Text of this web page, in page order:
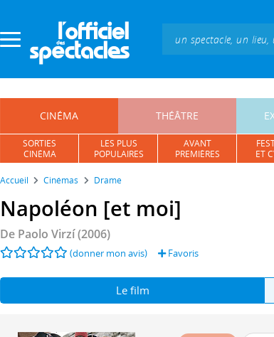
CINÉMA THÉÂTRE
SORTIES
CINÉMA
LES PLUS
POPULAIRES
AVANT
PREMIÈRES
ET
Accueil Cinémas Drame
Napoléon [et moi]
De Paolo Virzí(2006)
(donner mon avis) Favoris
Le film